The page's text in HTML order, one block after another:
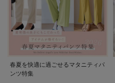
春夏を快適に過ごせるマタニティパ
ンツ特集